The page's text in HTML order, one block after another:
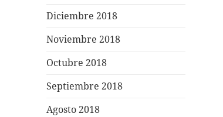
Diciembre 2018
Noviembre 2018
Octubre 2018
Septiembre 2018
Agosto 2018